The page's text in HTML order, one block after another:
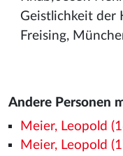
Geistlichkeit der
Freising,
Andere Personen
Meier, Leopold
Meier, Leopold